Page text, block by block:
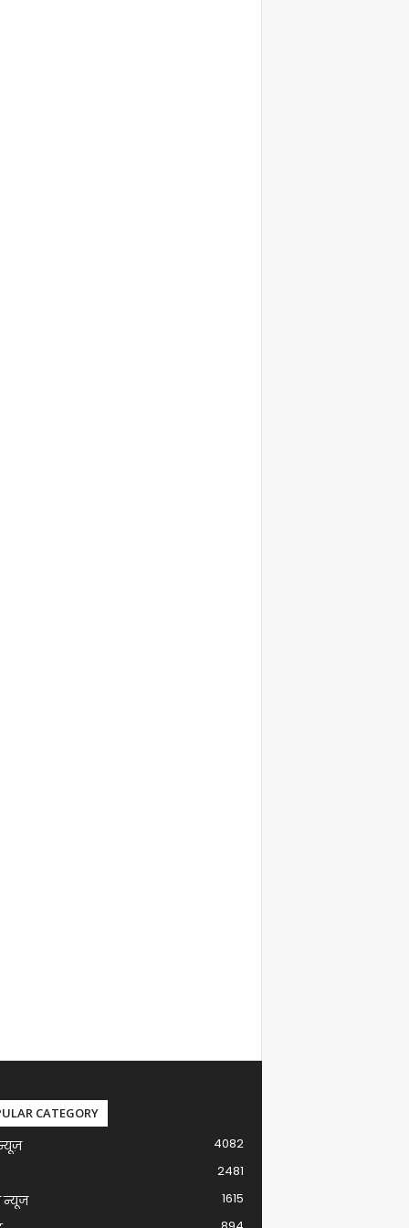
CATEGORY
4082
2481
न्यूज
1615